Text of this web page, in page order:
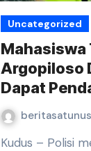
Uncategorized
Mahasiswa
Argopiloso
Dapat
Healing
Kudus – Polisi membesuk seorang